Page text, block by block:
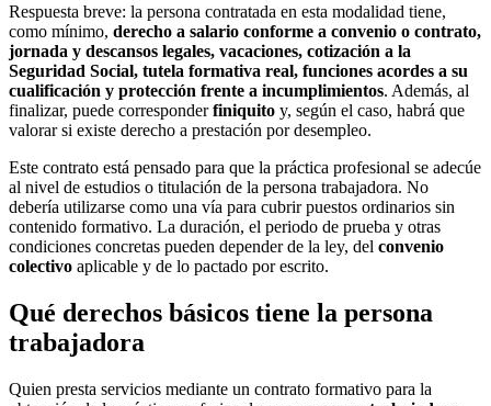
Respuesta breve: la persona contratada en esta modalidad tiene,
como mínimo, derecho a salario conforme a convenio o contrato,
jornada y descansos legales, vacaciones, cotización a la
Seguridad Social, tutela formativa real, funciones acordes a su
cualificación y protección frente a incumplimientos. Además, al
finalizar, puede corresponderfiniquito y, según el caso, habrá que
valorar si existe derecho a prestación por desempleo.
Este contrato está pensado para que la práctica profesional se adecúe
al nivel de estudios o titulación de la persona trabajadora. No
debería utilizarse como una vía para cubrir puestos ordinarios sin
contenido formativo. La duración, el periodo de prueba y otras
condiciones concretas pueden depender de la ley, del convenio
colectivo aplicable y de lo pactado por escrito.
Qué derechos básicos tiene la persona
trabajadora
Quien presta servicios mediante un contrato formativo para la